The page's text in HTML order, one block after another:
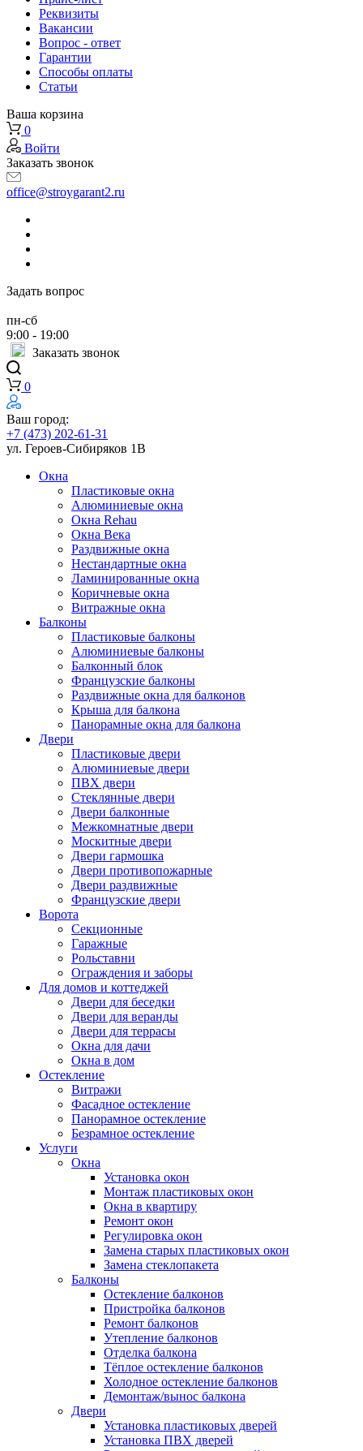
Реквизиты
Вакансии
Вопрос - ответ
Гарантии
Способы оплаты
Статьи
Ваша корзина
0
Войти
Заказать звонок
office@stroygarant2.ru
Задать вопрос
пн-сб
9:00 - 19:00
Заказать звонок
0
Ваш город:
+7 (473) 202-61-31
ул. Героев-Сибиряков 1В
Окна
Пластиковые окна
Алюминиевые окна
Окна Rehau
Окна Века
Раздвижные окна
Нестандартные окна
Ламинированные окна
Коричневые окна
Витражные окна
Балконы
Пластиковые балконы
Алюминиевые балконы
Балконный блок
Французские балконы
Раздвижные окна для балконов
Крыша для балкона
Панорамные окна для балкона
Двери
Пластиковые двери
Алюминиевые двери
ПВХ двери
Стеклянные двери
Двери балконные
Межкомнатные двери
Москитные двери
Двери гармошка
Двери противопожарные
Двери раздвижные
Французские двери
Ворота
Секционные
Гаражные
Рольставни
Ограждения и заборы
Для домов и коттеджей
Двери для беседки
Двери для веранды
Двери для террасы
Окна для дачи
Окна в дом
Остекление
Витражи
Фасадное остекление
Панорамное остекление
Безрамное остекление
Услуги
Окна
Установка окон
Монтаж пластиковых окон
Окна в квартиру
Ремонт окон
Регулировка окон
Замена старых пластиковых окон
Замена стеклопакета
Балконы
Остекление балконов
Пристройка балконов
Ремонт балконов
Утепление балконов
Отделка балкона
Тёплое остекление балконов
Холодное остекление балконов
Демонтаж/вынос балкона
Двери
Установка пластиковых дверей
Установка ПВХ дверей